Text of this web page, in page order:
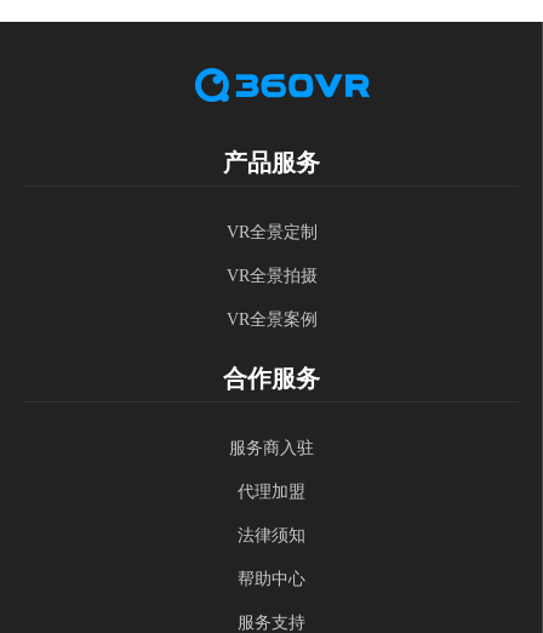
产品服务
VR全景定制
VR全景拍摄
VR全景案例
合作服务
服务商入驻
代理加盟
法律须知
帮助中心
服务支持